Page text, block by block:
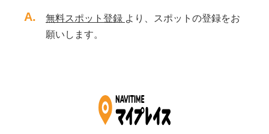
A. 無料スポット登録 より、スポットの登録をお
願いします。